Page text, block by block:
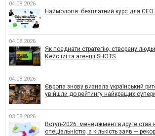
04.08.2026
Наймологія: безплатний курс для CEO
04.08.2026
Як поєднати стратегію, створену
Кейс izi та агенції SHOTS
04.08.2026
Європа знову визнала український
увійшли до рейтингу найкращих
03.08.2026
Вступ-2026: менеджмент вдруге став
спеціальністю, а кількість заяв —